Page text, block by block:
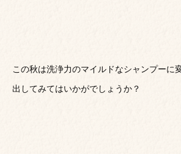
この秋は洗浄力のマイルドなシャンプーに
出してみてはいかがでしょうか？